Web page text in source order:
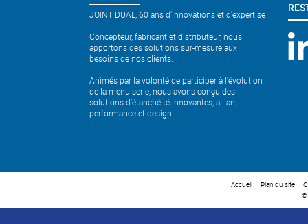
JOINT DUAL, 60 ans d'innovations et d'expertise
Concepteur, fabricant et distributeur, nous
apportons des solutions sur-mesure aux
besoins de nos clients.
Animés par la volonté de participer à l’évolution
de la menuiserie, nous avons conçu des
solutions d’étanchéité innovantes, alliant
performance et design.
Accueil Plan du site
©